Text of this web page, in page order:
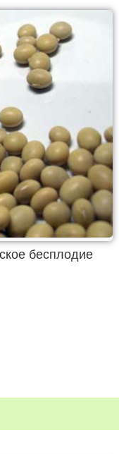
бесплодие